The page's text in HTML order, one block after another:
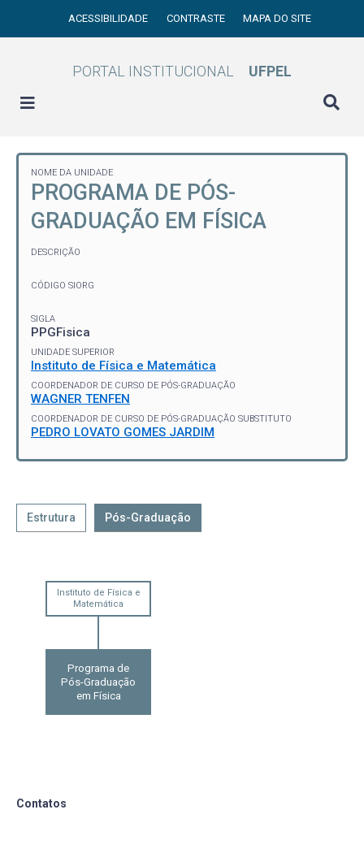
ACESSIBILIDADE CONTRASTE MAPA DO SITE
PORTAL INSTITUCIONAL UFPEL
NOME DA UNIDADE
PROGRAMA DE PÓS-
GRADUAÇÃO EM FÍSICA
DESCRIÇÃO
CÓDIGO SIORG
SIGLA
PPGFisica
UNIDADE SUPERIOR
Instituto de Física e Matemática
COORDENADOR DE CURSO DE PÓS-GRADUAÇÃO
WAGNER TENFEN
COORDENADOR DE CURSO DE PÓS-GRADUAÇÃO SUBSTITUTO
PEDRO LOVATO GOMES JARDIM
Estrutura Pós-Graduação
Instituto de Física e
Matemática
Programa de
Pós-Graduação
em Física
Contatos